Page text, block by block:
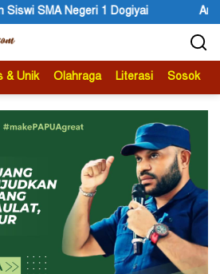
Dogiyai Anggota MRP Papua
& Unik Olahraga Literasi Sosok